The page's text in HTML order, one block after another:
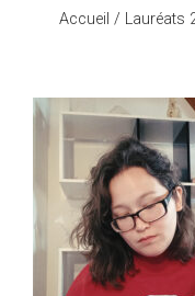
Accueil / Lauréats